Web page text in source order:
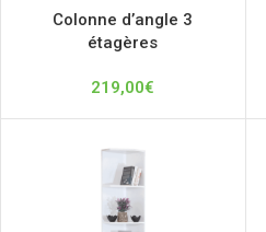
Colonne d’angle 3
étagères
219,00€